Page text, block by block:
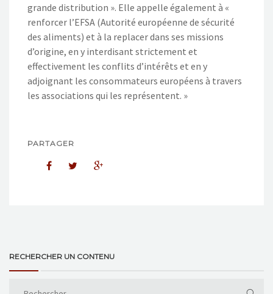
grande distribution ». Elle appelle également à «
renforcer l’EFSA (Autorité européenne de sécurité
des aliments) et à la replacer dans ses missions
d’origine, en y interdisant strictement et
effectivement les conflits d’intérêts et en y
adjoignant les consommateurs européens à travers
les associations qui les représentent. »
PARTAGER
RECHERCHER UN CONTENU